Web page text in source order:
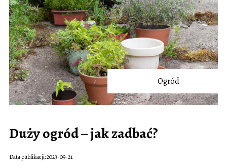
Ogród
Duży ogród – jak zadbać?
Data publikacji: 2023-09-21